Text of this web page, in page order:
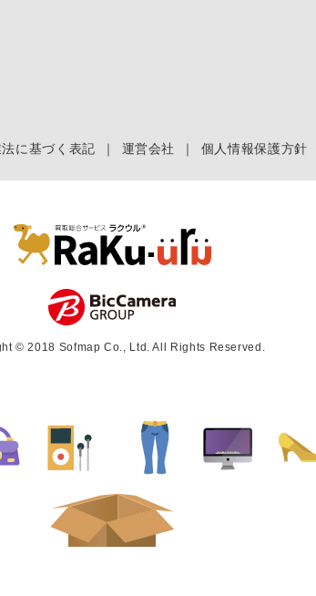
に基づく表記 ｜ 運営会社 ｜ 個人情報保護方針
© 2018 Sofmap Co., Ltd. All Rights Reserved.